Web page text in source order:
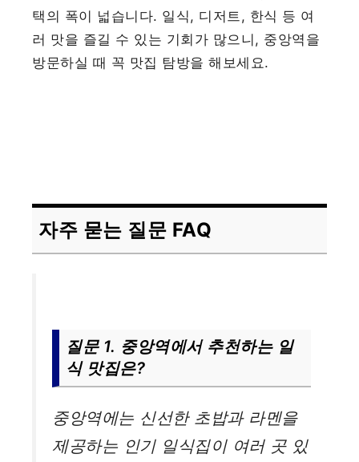
택의 폭이 넓습니다. 일식, 디저트, 한식 등 여
러 맛을 즐길 수 있는 기회가 많으니, 중앙역을
방문하실 때 꼭 맛집 탐방을 해보세요.
자주 묻는 질문 FAQ
질문 1. 중앙역에서 추천하는 일
식 맛집은?
중앙역에는 신선한 초밥과 라멘을
제공하는 인기 일식집이 여러 곳 있